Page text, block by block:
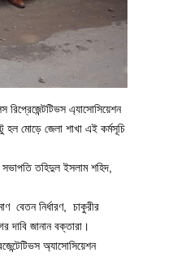
রিপ্রেজেন্টটিভস এ্যাসোসিয়েশন
হল মোড়ে জেলা শাখা এই কর্মসূচি
সভাপতি তহিদুল ইসলাম শহিদ,
বেতন নির্ধারণ, চাকুরীর
দাবি জানান বক্তারা।
অ্যাসোসিয়েশন